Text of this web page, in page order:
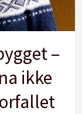
–
ikke